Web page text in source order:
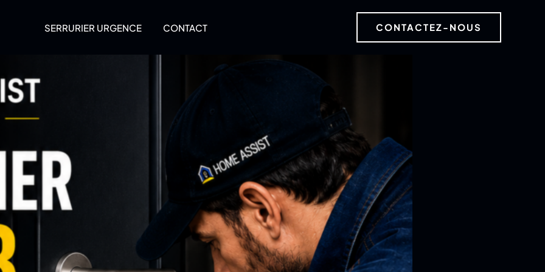
SERRURIER URGENCE CONTACT CONTACTEZ-NOUS